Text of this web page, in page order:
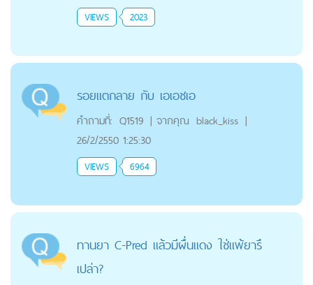
VIEWS 2023
รอยแตกลาย กับ เอเอชเอ
คำถามที่: Q1519 | จากคุณ black_kiss |
26/2/2550 1:25:30
VIEWS 6964
ทานยา C-Pred แล้วมีผื่นแดง ใช่แพ้ยารึ
เปล่า?